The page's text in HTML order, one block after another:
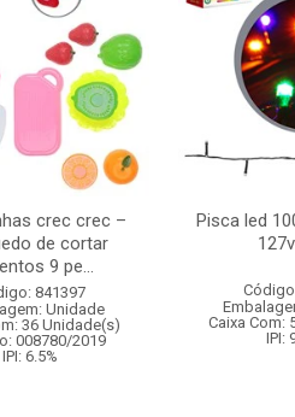
crec crec –
de cortar
9 pe...
841397
Unidade
36 Unidade(s)
008780/2019
IPI: 6.5%
Pisca led
Caixa Com:
IPI: